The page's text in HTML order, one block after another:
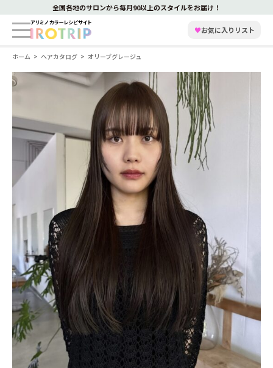
全国各地のサロンから毎月90以上のスタイルをお届け！
♥お気に入りリスト
ホーム ヘアカタログ オリーブグレージュ